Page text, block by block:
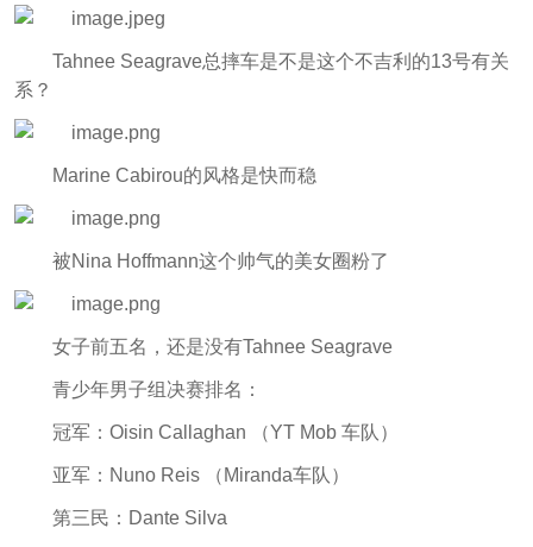
Tahnee Seagrave总摔车是不是这个不吉利的13号有关
系？
Marine Cabirou的风格是快而稳
被Nina Hoffmann这个帅气的美女圈粉了
女子前五名，还是没有Tahnee Seagrave
青少年男子组决赛排名：
冠军：Oisin Callaghan （YT Mob 车队）
亚军：Nuno Reis （Miranda车队）
第三民：Dante Silva